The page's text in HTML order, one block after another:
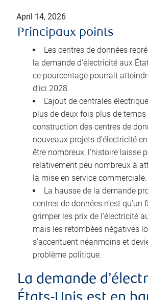
April 14, 2026
Principaux points
Les centres de données
la demande d’électricité aux
ce pourcentage pourrait
d’ici 2028.
L’ajout de centrales
plus de deux fois plus de temps
construction des centres de
nouveaux projets d’électricité
être nombreux, l’histoire laisse
relativement peu nombreux à
la mise en service commerciale.
La hausse de la demande
centres de données n’est
grimper les prix de l’électricité
mais les retombées négatives
s’accentuent néanmoins et
problème politique.
La demande